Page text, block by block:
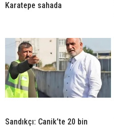
Karatepe sahada
Sandıkçı: Canik’te 20 bin